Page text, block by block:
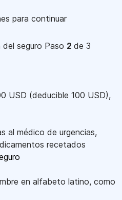
para continuar
seguro Paso 2 de 3
USD (deducible 100 USD),
al médico de urgencias,
recetados
en alfabeto latino, como